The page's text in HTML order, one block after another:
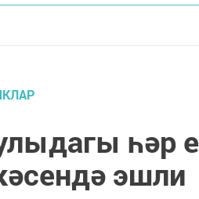
һәр
эшли